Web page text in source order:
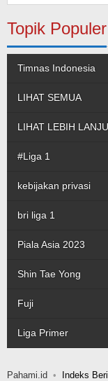
Topik Populer
Timnas Indonesia
LIHAT SEMUA
LIHAT LEBIH
#Liga 1
kebijakan privasi
bri liga 1
Piala Asia 2023
Shin Tae Yong
Fuji
Liga Primer
Pahami.id Indeks